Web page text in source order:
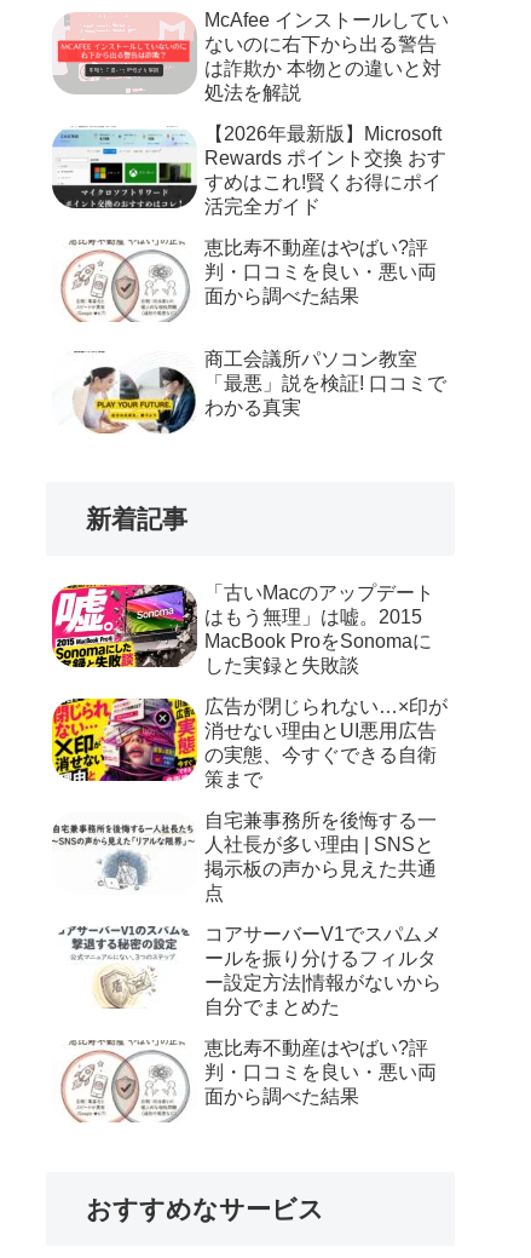
McAfee インストールしてい
ないのに右下から出る警告
は詐欺か 本物との違いと対
処法を解説
【2026年最新版】Microsoft
Rewards ポイント交換 おす
すめはこれ!賢くお得にポイ
活完全ガイド
恵比寿不動産はやばい?評
判・口コミを良い・悪い両
面から調べた結果
商工会議所パソコン教室
「最悪」説を検証! 口コミで
わかる真実
新着記事
「古いMacのアップデート
はもう無理」は嘘。2015
MacBook ProをSonomaに
した実録と失敗談
広告が閉じられない…×印が
消せない理由とUI悪用広告
の実態、今すぐできる自衛
策まで
自宅兼事務所を後悔する一
人社長が多い理由 | SNSと
掲示板の声から見えた共通
点
コアサーバーV1でスパムメ
ールを振り分けるフィルタ
ー設定方法|情報がないから
自分でまとめた
恵比寿不動産はやばい?評
判・口コミを良い・悪い両
面から調べた結果
おすすめなサービス